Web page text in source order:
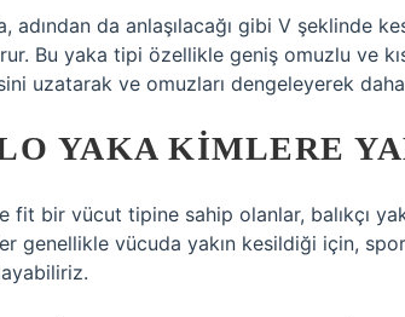
adından da anlaşılacağı gibi V şeklinde
Bu yaka tipi özellikle geniş omuzlu ve
uzatarak ve omuzları dengeleyerek
YAKA KIMLERE
fit bir vücut tipine sahip olanlar, balıkçı
genellikle vücuda yakın kesildiği için,